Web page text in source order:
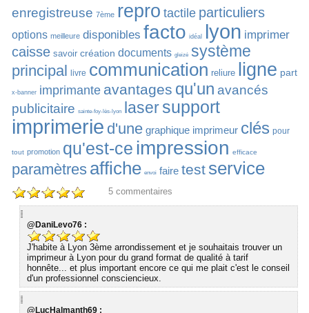
enregistreuse 7ème repro tactile particuliers
options meilleure disponibles facto idéal lyon imprimer
caisse savoir création documents gleizé système
principal livre communication reliure ligne part
x-banner imprimante avantages qu'un avancés
publicitaire
sainte-foy-lès-lyon lasersupport
imprimerie d'une graphique imprimeur clés pour
tout promotion qu'est-ce impression efficace
paramètres affiche envoi faire test service
5 commentaires
@DaniLevo76 :
J'habite à Lyon 3ème arrondissement et je souhaitais trouver un
imprimeur à Lyon pour du grand format de qualité à tarif
honnête... et plus important encore ce qui me plait c'est le conseil
d'un professionnel consciencieux.
@LucHalmanth69 :